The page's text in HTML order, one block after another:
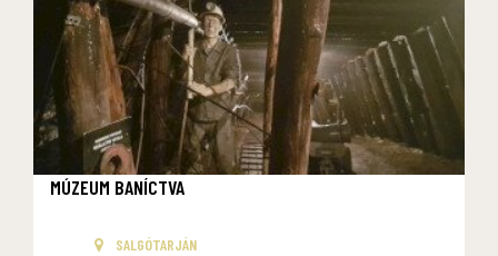
MÚZEUM BANÍCTVA
SALGÓTARJÁN